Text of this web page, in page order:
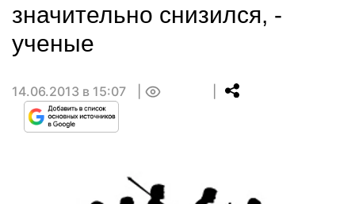
значительно снизился, -
ученые
14.06.2013 в 15:07